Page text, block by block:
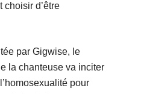
choisir d’être
par Gigwise, le
la chanteuse va inciter
pour